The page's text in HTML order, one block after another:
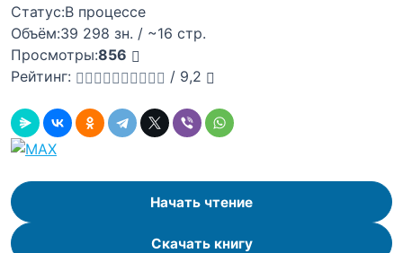
Статус:В процессе
Объём:39 298 зн. / ~16 стр.
Просмотры:856
Рейтинг:
/ 9,2
Начать чтение
Скачать книгу